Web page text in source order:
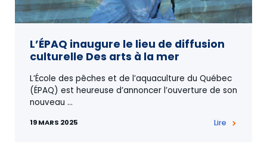
L’ÉPAQ inaugure le lieu de diffusion
culturelle Des arts à la mer
L’École des pêches et de l’aquaculture du Québec
(ÉPAQ) est heureuse d’annoncer l’ouverture de son
nouveau …
19 MARS 2025 Lire